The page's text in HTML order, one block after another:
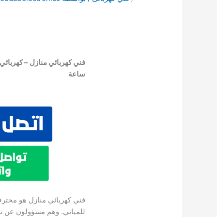
ساعة
فني كهربائي منازل هو
للمباني. وهم مسؤولون عن